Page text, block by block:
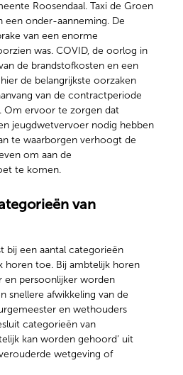
Roosendaal. Taxi de Groen
onder-aanneming. De
van een enorme
was. COVID, de oorlog in
de brandstofkosten en een
de belangrijkste oorzaken
van de contractperiode
Om ervoor te zorgen dat
jeugdwetvervoer nodig hebben
te waarborgen verhoogt de
om aan de
te komen.
van
bij een aantal categorieën
horen toe. Bij ambtelijk horen
en persoonlijker worden
snellere afwikkeling van de
en wethouders
categorieën van
kan worden gehoord’ uit
wetgeving of